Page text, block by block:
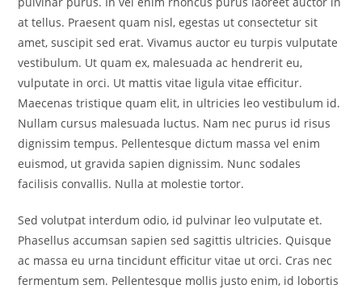
at tellus. Praesent quam nisl, egestas ut consectetur sit
amet, suscipit sed erat. Vivamus auctor eu turpis vulputate
vestibulum. Ut quam ex, malesuada ac hendrerit eu,
vulputate in orci. Ut mattis vitae ligula vitae efficitur.
Maecenas tristique quam elit, in ultricies leo vestibulum id.
Nullam cursus malesuada luctus. Nam nec purus id risus
dignissim tempus. Pellentesque dictum massa vel enim
euismod, ut gravida sapien dignissim. Nunc sodales
facilisis convallis. Nulla at molestie tortor.
Sed volutpat interdum odio, id pulvinar leo vulputate et.
Phasellus accumsan sapien sed sagittis ultricies. Quisque
ac massa eu urna tincidunt efficitur vitae ut orci. Cras nec
fermentum sem. Pellentesque mollis justo enim, id lobortis